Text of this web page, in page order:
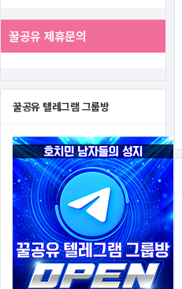
꿀공유 제휴문의
꿀공유 텔레그램 그룹방